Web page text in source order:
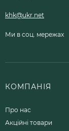
khk@ukr.net
Ми в соц. мережах
КОМПАНІЯ
Про нас
Акційні товари